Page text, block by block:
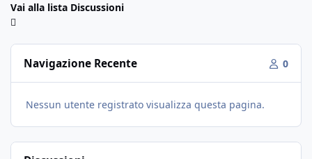
Vai alla lista Discussioni
Navigazione Recente 0
Nessun utente registrato visualizza questa pagina.